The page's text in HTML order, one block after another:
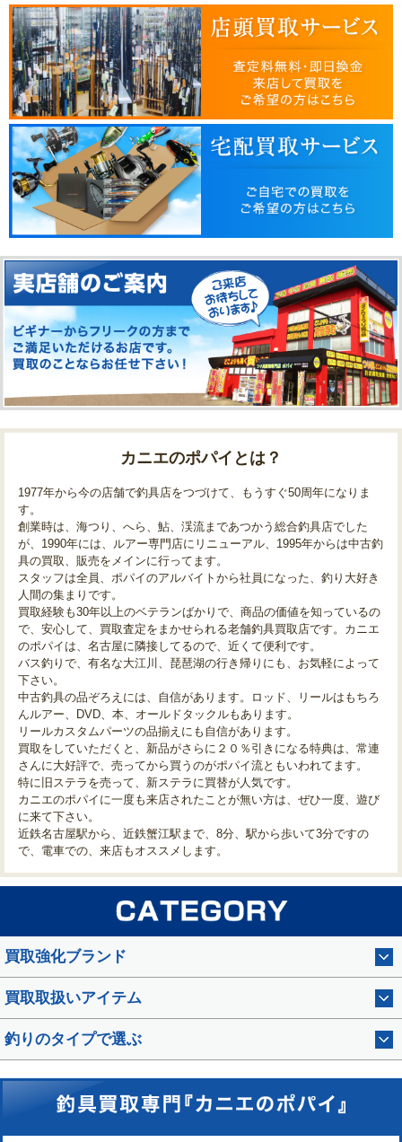
カニエのポパイとは？
1977年から今の店舗で釣具店をつづけて、もうすぐ50周年になりま
す。
創業時は、海つり、へら、鮎、渓流まであつかう総合釣具店でした
が、1990年には、ルアー専門店にリニューアル、1995年からは中古釣
具の買取、販売をメインに行ってます。
スタッフは全員、ポパイのアルバイトから社員になった、釣り大好き
人間の集まりです。
買取経験も30年以上のベテランばかりで、商品の価値を知っているの
で、安心して、買取査定をまかせられる老舗釣具買取店です。カニエ
のポパイは、名古屋に隣接してるので、近くて便利です。
バス釣りで、有名な大江川、琵琶湖の行き帰りにも、お気軽によって
下さい。
中古釣具の品ぞろえには、自信があります。ロッド、リールはもちろ
んルアー、DVD、本、オールドタックルもあります。
リールカスタムパーツの品揃えにも自信があります。
買取をしていただくと、新品がさらに２０％引きになる特典は、常連
さんに大好評で、売ってから買うのがポパイ流ともいわれてます。
特に旧ステラを売って、新ステラに買替が人気です。
カニエのポパイに一度も来店されたことが無い方は、ぜひ一度、遊び
に来て下さい。
近鉄名古屋駅から、近鉄蟹江駅まで、8分、駅から歩いて3分ですの
で、電車での、来店もオススメします。
買取強化ブランド
買取取扱いアイテム
釣りのタイプで選ぶ